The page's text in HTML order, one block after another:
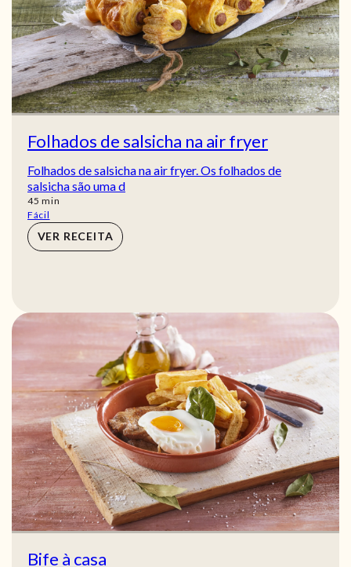
Folhados de salsicha na air fryer
Folhados de salsicha na air fryer. Os folhados de
salsicha são uma d
45 min
min
Fácil
VER RECEITA
Bife à casa